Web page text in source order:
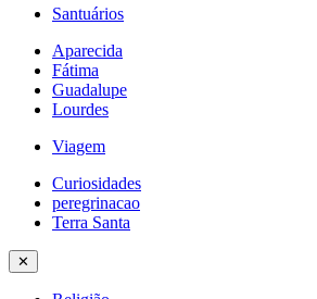
Santuários
Aparecida
Fátima
Guadalupe
Lourdes
Viagem
Curiosidades
peregrinacao
Terra Santa
✕